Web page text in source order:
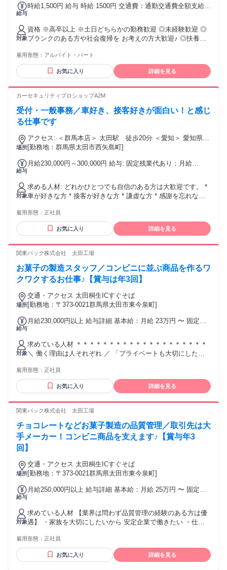
紀上）
給与
時給1,500円 給与 時給 1500円 交通費：通勤交通費全額支給
対象
資格 ※高卒以上 ※土日どちらかの勤務歓迎 ◎未経験歓迎 ◎
ブランクのある方や社会復帰を お考えの方大歓迎♪ ◎扶養内
雇用形態： アルバイト・パート
お気に入り 詳細を見る
カーセキュリティプロショップA2M
受付・一般事務／車好き、接客好きが面白い！と感じ
る仕事です
場所
アクセス: ＜群馬本店＞ 太田駅 徒歩20分 ＜愛知＞ 愛知県津
島市神守町二ノ割20-1 社宅より車で通うことができます。
[勤務地：群馬県太田市西矢島町]
給与
月給230,000円～300,000円 給与: 固定残業代あり：月給
￥18,200〜￥23,400（10時間30分相当分）を含む。10時間30
分を超える残業代は追加で支給する。 昇給：年2回（能力制に
より、できる業務により基本給が上がります） 賞与：年2回
（6月、12月） 通勤手当：非課税範囲で全額支給 愛知県で勤
5,000円/人 歩合給：会社が認めた業務や契約の受注により歩
合給をお支払いいたします。
対象
求める人材: どれかひとつでも自信のある方は大歓迎です。 *
車が好きな方 * 接客が好きな方 * 謙虚な方 * 感謝を忘れない
ない方 * 全国の色々な場所で生活しながら働きたい方
雇用形態： 正社員
お気に入り 詳細を見る
関東パック株式会社 太田工場
お菓子の製造スタッフ／コンビニに並ぶ商品を作るワ
クワクするお仕事♪【賞与は年3回】
場所
交通・アクセス 太田桐生ICすぐそば
[勤務地：〒373-0021群馬県太田市東今泉町]
給与
月給230,000円以上 給与詳細 基本給：月給 23万円 〜 固定残
勤・家族手当金額：なし 全員に一律で支払われるその他手当
金額：なし ＊経験・スキル・年齢を考慮し 規定により決定
＊残業が発生した場合は 時間外手当を別途支給 ・賞与/年3回
・昇給/年1回（4月） ・交通費規定支給 【手当詳細】 ＊時間
月*2人まで） ＊役職手当 ＊皆勤手当（月5000円）
対象
求めている人材 ＊＊＊＊＊＊＊＊＊＊＊＊＊＊＊＊＊＊＊＊
＼ 働く理由は人それぞれ ／ 「プライベートも大切にした
囲まれて 仕事がしたい！」 「地元に帰って就職したい！」
「新しい職場で再チャレンジしたい！」 ―― どんな理由でも
OKです。 未経験大歓迎！ ＊学歴不問 ＊初めての正社員 ＊初
な歓迎♪ これまでの経歴にとらわれず、 ぜひ気軽にご応募く
「パティシエ」や「食品会社の営業」 など、関連分野からジ
ョブチェンジ してきた先輩もたくさんいます。 当社の商品企
画力は お菓子メーカーからも 高く評価されており、 あなた
ならではの“新しい逸品”を 一緒に生み出していきましょう！
★☆★☆【こんな方におすすめ】★☆★☆ ＊お菓子作りに関
わりたい方 ＊チームワークを大切にできる方 ＊コミュニケー
他の部署のスタッフとも 一緒に協力し合う場面がたくさんあ
ション力も 伸ばせる職場です。 製造や食品業界の経験がなく
ても 大丈夫です。 ＊＊＊＊＊＊＊＊＊＊＊＊＊＊＊＊＊＊＊
＊
雇用形態： 正社員
お気に入り 詳細を見る
関東パック株式会社 太田工場
チョコレートなどお菓子製造の品質管理／取引先は大
手メーカー！コンビニ商品を支えます♪【賞与年3
回】
場所
交通・アクセス 太田桐生ICすぐそば
[勤務地：〒373-0021群馬県太田市東今泉町]
給与
月給250,000円以上 給与詳細 基本給：月給 25万円 〜 固定残
勤・家族手当金額：なし 全員に一律で支払われるその他手当
金額：なし ＊経験・スキル・年齢を考慮し 規定により決定
＊残業が発生した場合は 時間外手当を別途支給 ・賞与/年3回
・昇給/年1回（4月） ・交通費規定支給 【手当詳細】 ＊時間
月*2人まで） ＊役職手当 ＊皆勤手当（月5000円）
対象
求めている人材 【業界は問わず品質管理の経験のある方は優
遇】 ・家族を大切にしたいから 安定企業で働きたい ・仕事
しっかり評価してほしい ・地元に帰って就職したい！ ・新し
い職場で再チャレンジしたい！ など ＼応募理由はあなた次
第！／ 【こんな方を歓迎します】 ・食品業界での勤務経験が
雇用形態： 正社員
お気に入り 詳細を見る